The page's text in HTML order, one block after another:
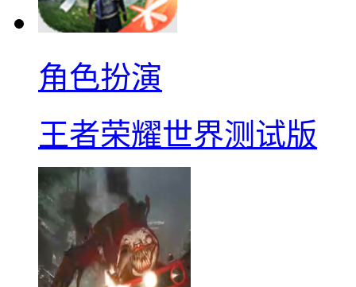
角色扮演
王者荣耀世界测试版